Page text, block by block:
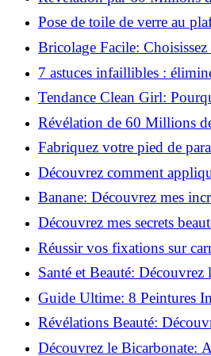
Découvrez le sérum anti-
Pose de toile de verre au
pour débutants!
Bricolage Facile:
pour Chaque Matériau!
7 astuces infaillibles :
rapidement !
Tendance Clean Girl:
l'adoptent?
Révélation de 60 Millions
Découvrez le meilleur fond
peau!
Fabriquez votre pied de
tutoriel facile !
Découvrez comment
Techniques pour un mur
Banane: Découvrez mes
beauté!
Découvrez mes secrets
vertus du curcuma!
Réussir vos fixations sur
astuces infaillibles !
Santé et Beauté: Découvrez
Bien-être Optimal!
Guide Ultime: 8 Peintures
Bois Extérieurs!
Révélations Beauté:
Thé Vert Matcha!
Découvrez le Bicarbonate: